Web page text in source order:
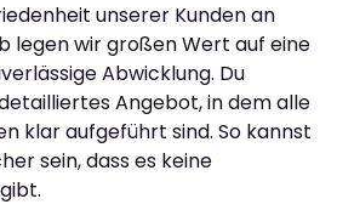
unserer Kunden an
legen wir großen Wert auf eine
Abwicklung. Du
Angebot, in dem alle
klar aufgeführt sind. So kannst
sein, dass es keine